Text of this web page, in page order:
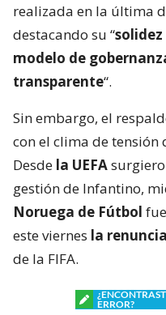
realizada en la última
destacando su “
modelo de
transparente“.
Sin embargo, el
con el clima de tensión
Desde la UEFA
gestión de Infantino,
Noruega de Fútbol
este viernes la
de la FIFA.
ERROR?